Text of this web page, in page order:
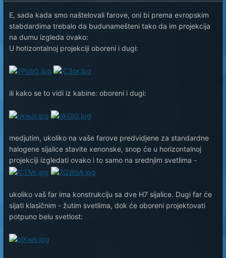
E, sada kada smo naštelovali farove, oni bi prema evropskim
stabdardima trebalo da budunamešteni tako da im projekcija
na dumu izgleda ovako:
U hotizontalnoj projekciji oboreni i dugi:
ili kako se to vidi iz kabine: oboreni i dugi:
medjutim, ukoliko na vaše farove predvidjene za standardne
halogene sijalice stavite xenonske, snop će u horizontalnoj
projekciji izgledati ovako i to samo na srednjim svetlima -
ukoliko vaš far ima konstrukciju sa dve H7 sijalice. Dugi far će
sijati klasičnim - žutim svetlima, dok će oboreni projektovati
potpuno belu svetlost: